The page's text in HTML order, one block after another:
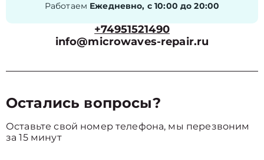
Работаем Ежедневно, с 10:00 до 20:00
+74951521490
info@microwaves-repair.ru
Остались вопросы?
Оставьте свой номер телефона, мы перезвоним
за 15 минут